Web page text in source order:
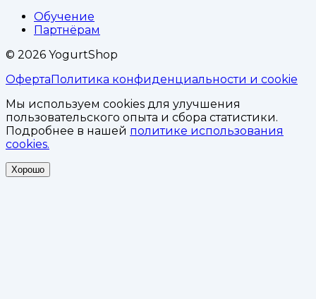
Обучение
Партнёрам
© 2026 YogurtShop
ОфертаПолитика конфиденциальности и cookie
Мы используем cookies для улучшения
пользовательского опыта и сбора статистики.
Подробнее в нашей политике использования
cookies.
Хорошо